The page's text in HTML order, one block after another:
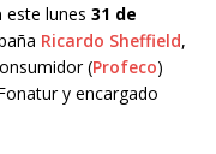
este lunes 31 de
Ricardo Sheffield,
(Profeco)
y encargado